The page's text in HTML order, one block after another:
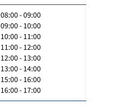
08:00 - 09:00
09:00 - 10:00
10:00 - 11:00
11:00 - 12:00
12:00 - 13:00
13:00 - 14:00
15:00 - 16:00
16:00 - 17:00